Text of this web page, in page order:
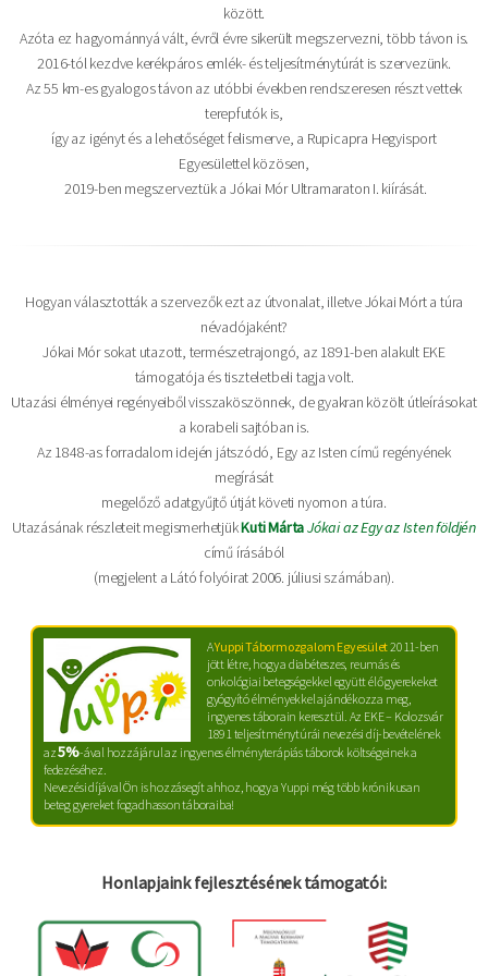
között.
Azóta ez hagyománnyá vált, évről évre sikerült megszervezni, több távon is.
2016-tól kezdve kerékpáros emlék- és teljesítménytúrát is szervezünk.
Az 55 km-es gyalogos távon az utóbbi években rendszeresen részt vettek
terepfutók is,
így az igényt és a lehetőséget felismerve, a Rupicapra Hegyisport
Egyesülettel közösen,
2019-ben megszerveztük a Jókai Mór Ultramaraton I. kiírását.
Hogyan választották a szervezők ezt az útvonalat, illetve Jókai Mórt a túra
névadójaként?
Jókai Mór sokat utazott, természetrajongó, az 1891-ben alakult EKE
támogatója és tiszteletbeli tagja volt.
Utazási élményei regényeiből visszaköszönnek, de gyakran közölt útleírásokat
a korabeli sajtóban is.
Az 1848-as forradalom idején játszódó, Egy az Isten című regényének
megírását
megelőző adatgyűjtő útját követi nyomon a túra.
Utazásának részleteit megismerhetjükKuti MártaJókai az Egy az Isten földjén
című írásából
(megjelent a Látó folyóirat 2006. júliusi számában).
AYuppi Tábormozgalom Egyesület2011-ben
jött létre, hogy a diabéteszes, reumás és
onkológiai betegségekkel együtt élő gyerekeket
gyógyító élményekkel ajándékozza meg,
ingyenes táborain keresztül. Az EKE – Kolozsvár
1891 teljesítménytúrái nevezési díj-bevételének
az5%-ával hozzájárul az ingyenes élményterápiás táborok költségeinek a
fedezéséhez.
Nevezési díjával Ön is hozzásegít ahhoz, hogy a Yuppi még több krónikusan
beteg gyereket fogadhasson táboraiba!
Honlapjaink fejlesztésének támogatói: